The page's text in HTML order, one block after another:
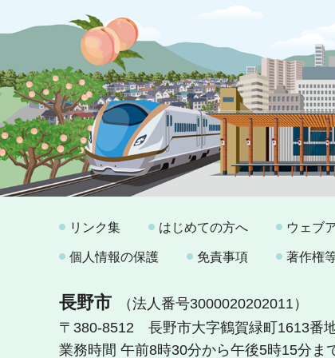
リンク集 はじめての方へ ウェブ
個人情報の保護 免責事項 著作権
長野市
（法人番号3000020202011）
〒380-8512 長野市大字鶴賀緑町1613番
業務時間 午前8時30分から午後5時15分ま